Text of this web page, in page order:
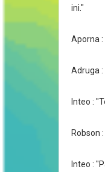
ini."
Aporna :
Adruga
Inteo :
Robson
Inteo :